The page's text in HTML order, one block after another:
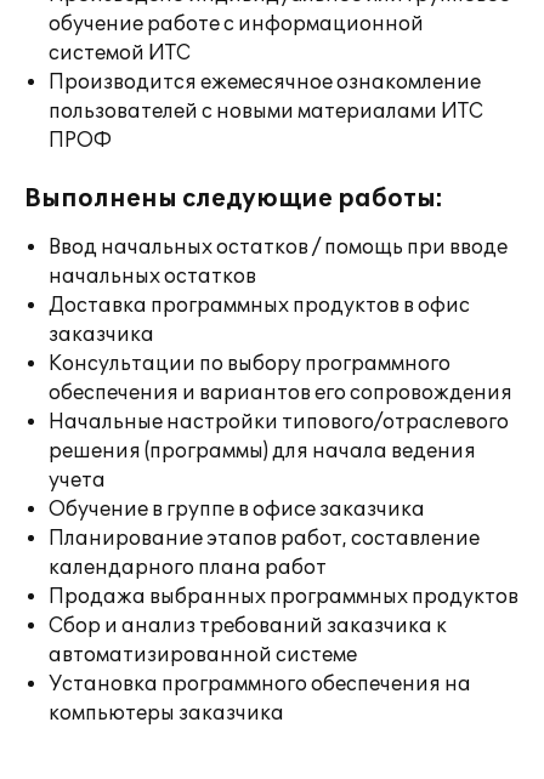
обучение работе с информационной
системой ИТС
Производится ежемесячное ознакомление
пользователей с новыми материалами ИТС
ПРОФ
Выполнены следующие работы:
Ввод начальных остатков / помощь при вводе
начальных остатков
Доставка программных продуктов в офис
заказчика
Консультации по выбору программного
обеспечения и вариантов его сопровождения
Начальные настройки типового/отраслевого
решения (программы) для начала ведения
учета
Обучение в группе в офисе заказчика
Планирование этапов работ, составление
календарного плана работ
Продажа выбранных программных продуктов
Сбор и анализ требований заказчика к
автоматизированной системе
Установка программного обеспечения на
компьютеры заказчика